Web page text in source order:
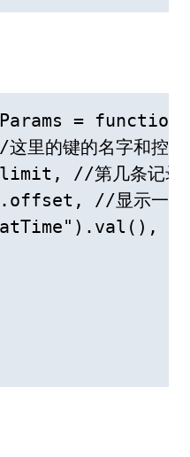
= function
的键的名字和控制
//第几条记录
//显示一页